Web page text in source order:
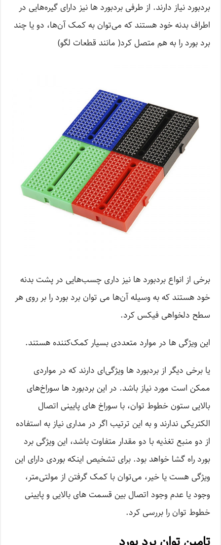
برد‌بورد نیاز دارند. از طرفی بردبورد ها نیز دارای گیره‌هایی در
اطراف بدنه خود هستند که می‌توان به کمک آن‌ها، دو یا چند
برد بورد را به هم متصل کرد( مانند قطعات لگو)
برخی از انواع برد‌بورد ها نیز داری چسب‌هایی در پشت بدنه
خود هستند که به وسیله آن‌ها می توان برد بورد را بر روی هر
سطح دلخواهی فیکس کرد.
این ویژگی ها در موارد متعددی بسیار کمک‌کننده هستند.
یا برخی دیگر از برد‌بورد ها ویژگی‌ای دارند که در مواردی
ممکن است مورد نیاز باشد. در این برد‌بورد ها سوراخ‌های
بالایی ستون خطوط توان، با سوراخ های پایینی اتصال
الکتریکی ندارند و به این ترتیب اگر در مداری نیاز به استفاده
از دو منبع تغذیه با دو مقدار متفاوت باشد، این ویژگی برد
بورد راه گشا خواهد بود. برای تشخیص اینکه بوردی دارای این
ویژگی هست یا خیر، می‌توان با کمک گرفتن از مولتی‌متر،
وجود یا عدم وجود اتصال بین قسمت های بالایی و پایینی
خطوط توان را بررسی کرد.